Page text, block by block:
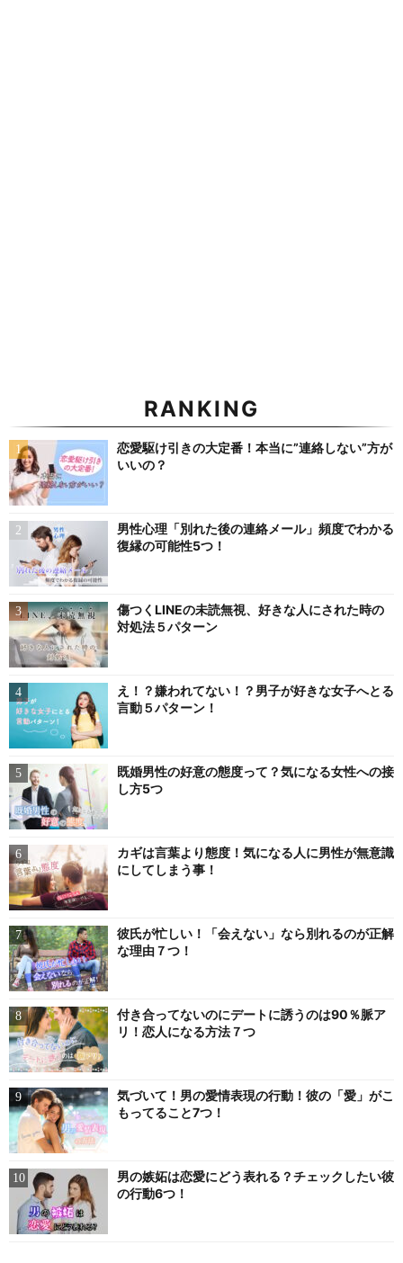
RANKING
恋愛駆け引きの大定番！本当に”連絡しない”方が
いいの？
男性心理「別れた後の連絡メール」頻度でわかる
復縁の可能性5つ！
傷つくLINEの未読無視、好きな人にされた時の
対処法５パターン
え！？嫌われてない！？男子が好きな女子へとる
言動５パターン！
既婚男性の好意の態度って？気になる女性への接
し方5つ
カギは言葉より態度！気になる人に男性が無意識
にしてしまう事！
彼氏が忙しい！「会えない」なら別れるのが正解
な理由７つ！
付き合ってないのにデートに誘うのは90％脈ア
リ！恋人になる方法７つ
気づいて！男の愛情表現の行動！彼の「愛」がこ
もってること7つ！
男の嫉妬は恋愛にどう表れる？チェックしたい彼
の行動6つ！